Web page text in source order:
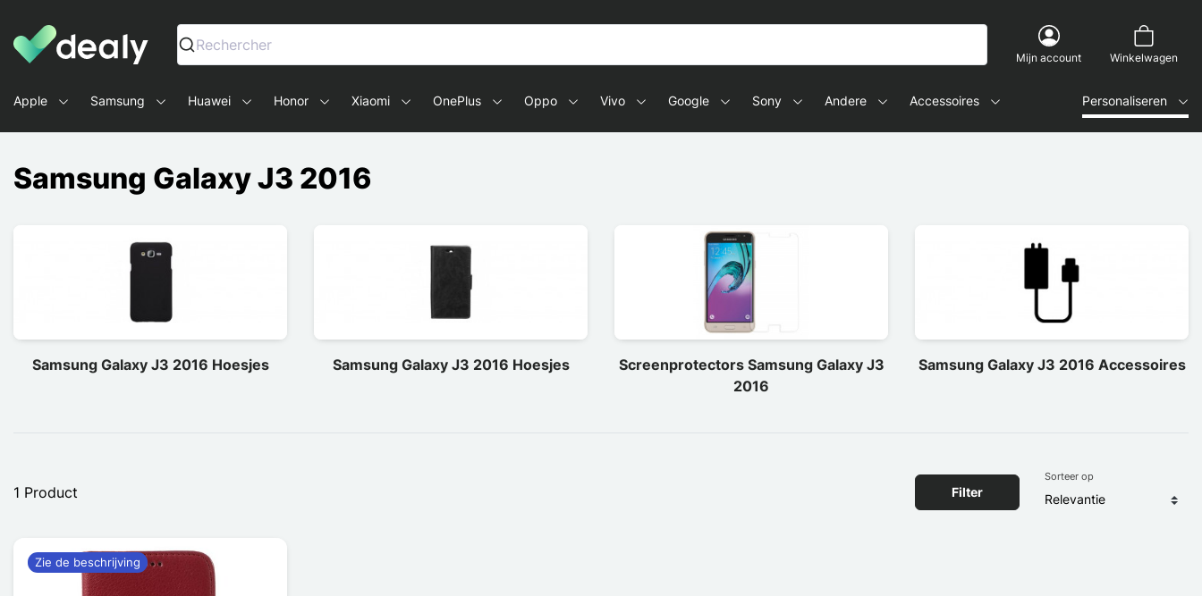
Dealy - Telefoonhoesjes en Accessoires voor smartphones en tablets
Rechercher
Mijn account Winkelwagen
Apple Samsung Huawei Honor Xiaomi OnePlus Oppo Vivo Google Sony Andere Accessoires Personaliseren
Samsung Galaxy J3 2016
Samsung Galaxy J3 2016 Hoesjes Samsung Galaxy J3 2016 Hoesjes
Screenprotectors Samsung Galaxy J3
2016
Samsung Galaxy J3 2016 Accessoires
1 Product Filter
Sorteer op
Zie de beschrijving